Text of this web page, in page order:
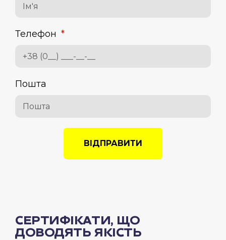
Телефон
Пошта
ВІДПРАВИТИ
СЕРТИФІКАТИ, ЩО
ДОВОДЯТЬ ЯКІСТЬ